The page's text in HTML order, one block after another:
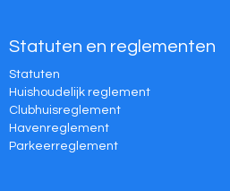
Statuten en reglementen
Statuten
Huishoudelijk reglement
Clubhuisreglement
Havenreglement
Parkeerreglement